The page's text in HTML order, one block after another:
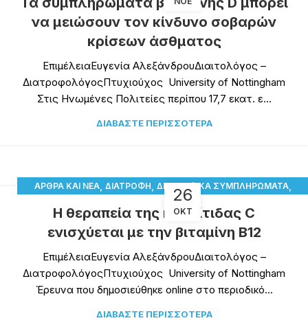
να μειώσουν τον κίνδυνο σοβαρών
κρίσεων άσθματος
ΕπιμέλειαΕυγενία ΑλεξάνδρουΔιαιτολόγος –
ΔιατροφολόγοςΠτυχιούχος University of Nottingham
Στις Ηνωμένες Πολιτείες περίπου 17,7 εκατ. ε...
ΔΙΑΒΆΣΤΕ ΠΕΡΙΣΣΌΤΕΡΑ
26
ΟΚΤ
ΆΡΘΡΑ ΚΑΙ ΝΈΑ, ΔΙΑΤΡΟΦΉ ΔΙΑΤΡΟΦΙΚΆ ΣΥΜΠΛΗΡΏΜΑΤΑ,
ΥΓΕΊΑ
Η θεραπεία της ηπατίτιδας C
ενισχύεται με την βιταμίνη Β12
ΕπιμέλειαΕυγενία ΑλεξάνδρουΔιαιτολόγος –
ΔιατροφολόγοςΠτυχιούχος University of Nottingham
Έρευνα που δημοσιεύθηκε online στο περιοδικό...
ΔΙΑΒΆΣΤΕ ΠΕΡΙΣΣΌΤΕΡΑ